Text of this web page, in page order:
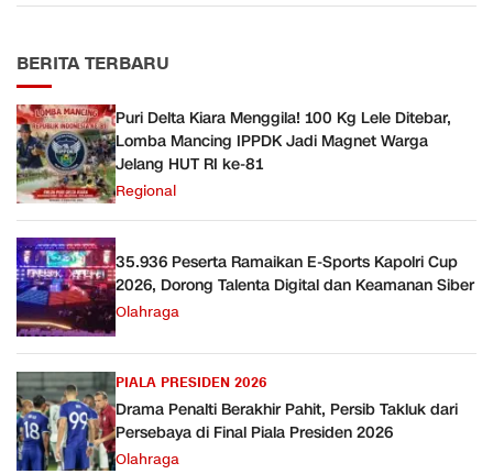
BERITA TERBARU
Puri Delta Kiara Menggila! 100 Kg Lele Ditebar,
Lomba Mancing IPPDK Jadi Magnet Warga
Jelang HUT RI ke-81
Regional
35.936 Peserta Ramaikan E-Sports Kapolri Cup
2026, Dorong Talenta Digital dan Keamanan Siber
Olahraga
PIALA PRESIDEN 2026
Drama Penalti Berakhir Pahit, Persib Takluk dari
Persebaya di Final Piala Presiden 2026
Olahraga